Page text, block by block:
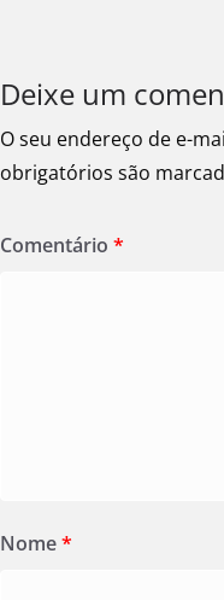
Deixe um
O seu endereço de e-
obrigatórios são
Comentário *
Nome*